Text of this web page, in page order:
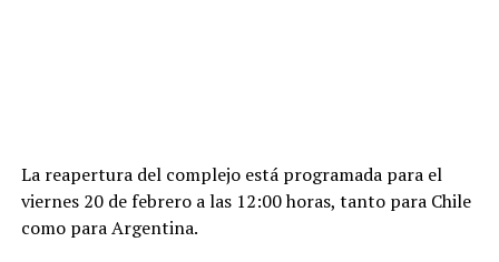
La reapertura del complejo está programada para el
viernes 20 de febrero a las 12:00 horas, tanto para Chile
como para Argentina.